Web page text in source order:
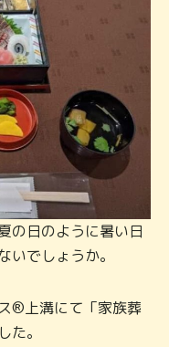
の日のように暑い日
いでしょうか。
®上溝にて「家族葬
た。